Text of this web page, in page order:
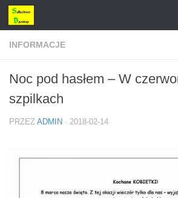
Przejdź do treści
INFORMACJE
Noc pod hasłem – W
szpilkach
PRZEZ ADMIN · 2018-02-14